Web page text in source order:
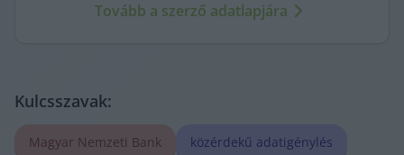
arca és a háttérben élők történetei egyszerre jelennek
Tovább a szerző adatlapjára
Kulcsszavak:
Magyar Nemzeti Bank közérdekű adatigénylés